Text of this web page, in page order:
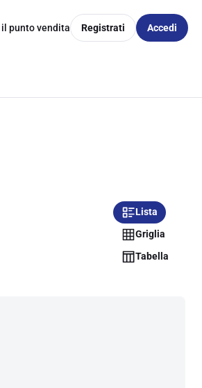
punto vendita Registrati Accedi
Lista
Griglia
Tabella